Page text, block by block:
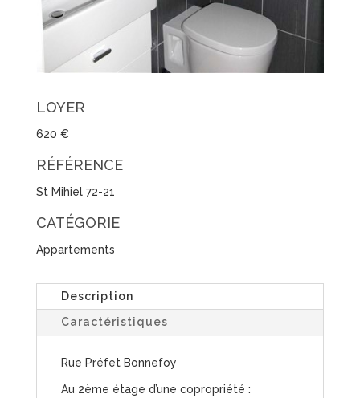
LOYER
620 €
RÉFÉRENCE
St Mihiel 72-21
CATÉGORIE
Appartements
Description
Caractéristiques
Rue Préfet Bonnefoy
Au 2ème étage d’une copropriété :